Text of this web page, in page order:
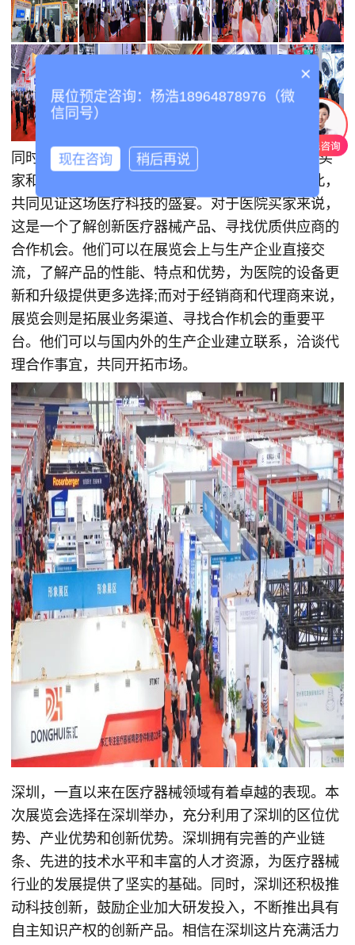
同时，本次展览会预计将迎来超过4万人次的医院买
家和经销商、代理商等专业观众。他们将汇聚于此，
共同见证这场医疗科技的盛宴。对于医院买家来说，
这是一个了解创新医疗器械产品、寻找优质供应商的
合作机会。他们可以在展览会上与生产企业直接交
流，了解产品的性能、特点和优势，为医院的设备更
新和升级提供更多选择;而对于经销商和代理商来说，
展览会则是拓展业务渠道、寻找合作机会的重要平
台。他们可以与国内外的生产企业建立联系，洽谈代
理合作事宜，共同开拓市场。
深圳，一直以来在医疗器械领域有着卓越的表现。本
次展览会选择在深圳举办，充分利用了深圳的区位优
势、产业优势和创新优势。深圳拥有完善的产业链
条、先进的技术水平和丰富的人才资源，为医疗器械
行业的发展提供了坚实的基础。同时，深圳还积极推
动科技创新，鼓励企业加大研发投入，不断推出具有
自主知识产权的创新产品。相信在深圳这片充满活力
×
展位预定咨询：杨浩18964878976（微
信同号）
现在咨询 稍后再说